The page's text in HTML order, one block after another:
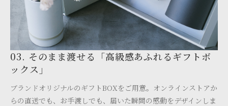
03. そのまま渡せる「高級感あふれるギフトボ
ックス」
ブランドオリジナルのギフトBOXをご用意。オンラインストアか
らの直送でも、お手渡しでも、届いた瞬間の感動をデザインしま